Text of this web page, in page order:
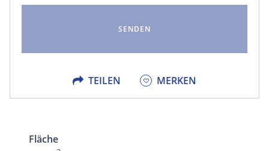
TEILEN
X
MERKEN
Fläche